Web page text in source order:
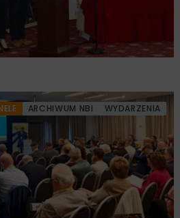
ARCHIWUM NBI WYDARZENIA